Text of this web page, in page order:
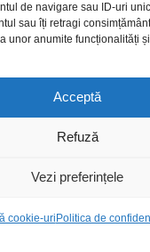
de navigare sau ID-uri
sau îți retragi
unor anumite funcționalități
Acceptă
Refuză
Vezi preferințele
cookie-uriPolitica de
Cristina
iar celor ramasi sa le